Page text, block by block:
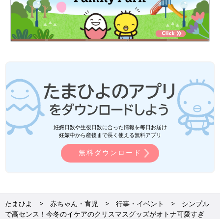
妊娠日数や生後日数に合った情報を毎日お届け
妊娠中から産後まで長く使える無料アプリ
無料ダウンロード
たまひよ 赤ちゃん・育児 行事・イベント
シンプル
で高センス！今冬のイケアのクリスマスグッズがオトナ可愛すぎ